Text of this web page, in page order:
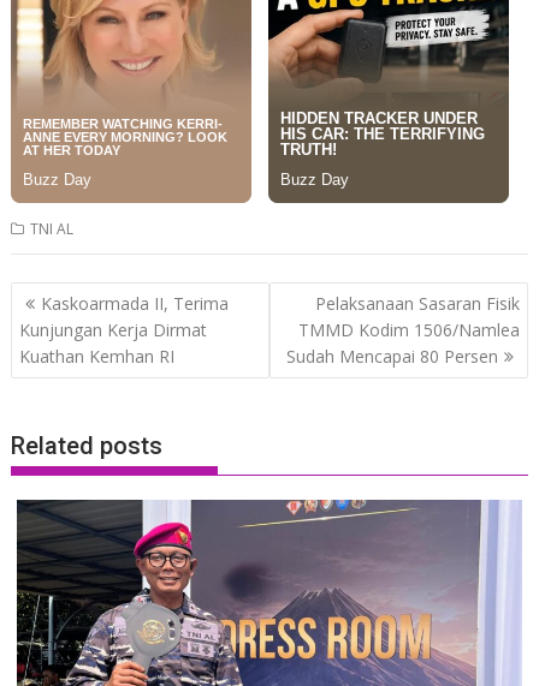
TNI AL
Post
navigation
Kaskoarmada II, Terima
Kunjungan Kerja Dirmat
Kuathan Kemhan RI
Pelaksanaan Sasaran Fisik
TMMD Kodim 1506/Namlea
Sudah Mencapai 80 Persen
Related posts